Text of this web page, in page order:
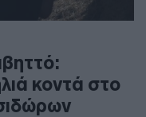
κοντά στο